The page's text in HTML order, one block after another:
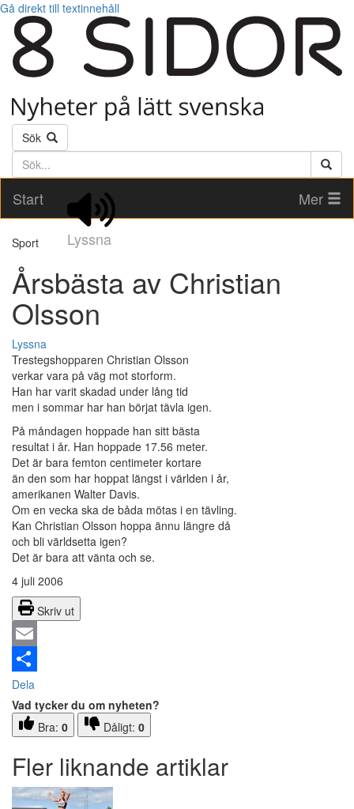
Gå direkt till textinnehåll
Sök
Söktext
Start
Lyssna
Mer
Sport
Årsbästa av Christian
Olsson
Lyssna
Trestegshopparen Christian Olsson
verkar vara på väg mot storform.
Han har varit skadad under lång tid
men i sommar har han börjat tävla igen.
På måndagen hoppade han sitt bästa
resultat i år. Han hoppade 17.56 meter.
Det är bara femton centimeter kortare
än den som har hoppat längst i världen i år,
amerikanen Walter Davis.
Om en vecka ska de båda mötas i en tävling.
Kan Christian Olsson hoppa ännu längre då
och bli världsetta igen?
Det är bara att vänta och se.
4 juli 2006
Skriv ut
Email
Dela
Vad tycker du om nyheten?
Bra: 0 Dåligt: 0
Fler liknande artiklar